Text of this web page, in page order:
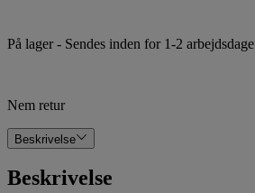
På lager- Sendes inden for 1-2 arbejdsdage
Nem retur
Beskrivelse
Beskrivelse